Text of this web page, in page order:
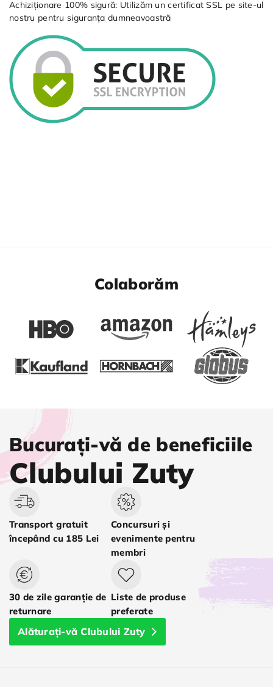
Achiziționare 100% sigură: Utilizăm un certificat SSL pe site-ul
nostru pentru siguranța dumneavoastră
Colaborăm
Bucurați-vă de beneficiile
Clubului Zuty
Transport gratuit
începând cu 185 Lei
Concursuri și
evenimente pentru
membri
30 de zile garanție de
returnare
Liste de produse
preferate
Alăturați-vă Clubului Zuty